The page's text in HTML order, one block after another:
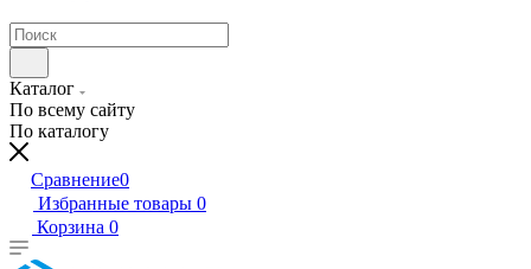
Каталог
По всему сайту
По каталогу
Сравнение0
Избранные товары 0
Корзина 0